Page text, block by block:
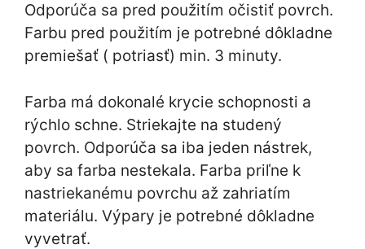
Odporúča sa pred použitím očistiť povrch.
Farbu pred použitím je potrebné dôkladne
premiešať ( potriasť) min. 3 minuty.
Farba má dokonalé krycie schopnosti a
rýchlo schne. Striekajte na studený
povrch. Odporúča sa iba jeden nástrek,
aby sa farba nestekala. Farba priľne k
nastriekanému povrchu až zahriatím
materiálu. Výpary je potrebné dôkladne
vyvetrať.